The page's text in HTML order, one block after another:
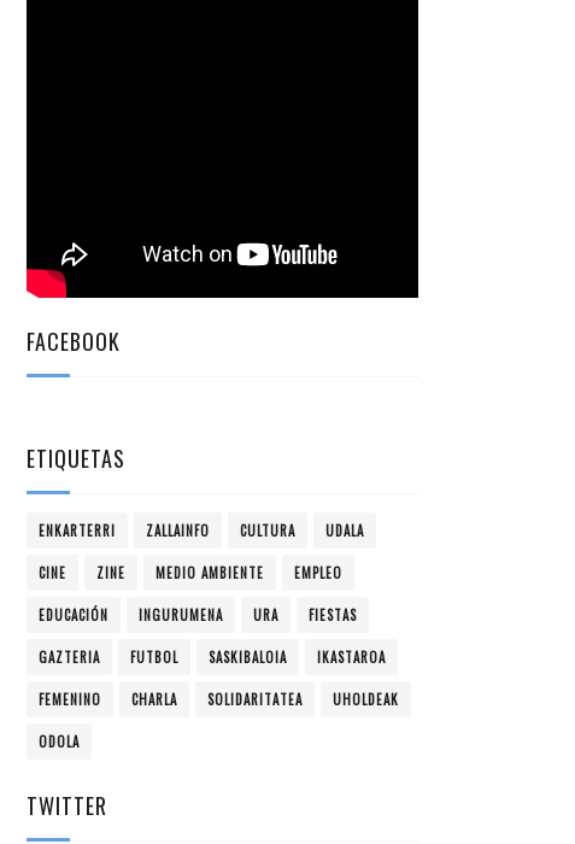
FACEBOOK
ETIQUETAS
ENKARTERRI ZALLAINFO CULTURA UDALA
CINE ZINE MEDIO AMBIENTE EMPLEO
EDUCACIÓN INGURUMENA URA FIESTAS
GAZTERIA FUTBOL SASKIBALOIA IKASTAROA
FEMENINO CHARLA SOLIDARITATEA UHOLDEAK
ODOLA
TWITTER